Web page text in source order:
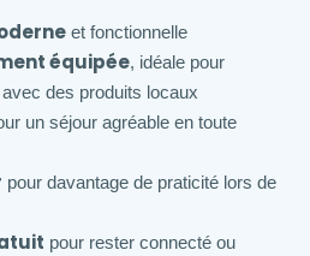
et fonctionnelle
équipée, idéale pour
des produits locaux
un séjour agréable en toute
pour davantage de praticité lors de
pour rester connecté ou